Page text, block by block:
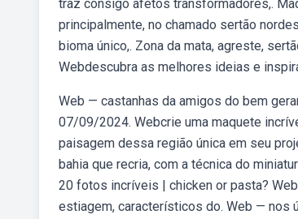
traz consigo afetos transformadores,.
principalmente, no chamado sertão
bioma único,. Zona da mata, agreste,
Webdescubra as melhores ideias e
Web — castanhas da amigos do bem
07/09/2024. Webcrie uma maquete
paisagem dessa região única em seu
bahia que recria, com a técnica do
20 fotos incríveis | chicken or pasta?
estiagem, característicos do. Web — nos